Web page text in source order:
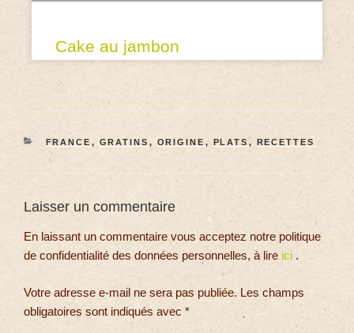
Cake au jambon
FRANCE , GRATINS , ORIGINE , PLATS , RECETTES
Laisser un commentaire
En laissant un commentaire vous acceptez notre politique
de confidentialité des données personnelles, à lire ici .
Votre adresse e-mail ne sera pas publiée. Les champs
obligatoires sont indiqués avec *